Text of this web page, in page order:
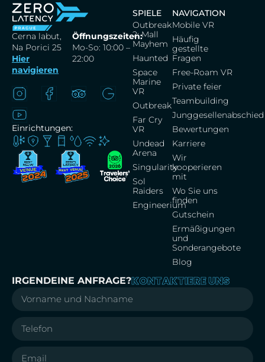
Cerna labut,
Na Porici 25
Hier
navigieren
Öffnungszeiten:
Mo-So: 10:00 –
22:00
Einrichtungen:
SPIELE
Outbreak
2: Mall
Mayhem
Haunted
Space
Marine
VR
Outbreak
Far Cry
VR
Undead
Arena
Singularity
Sol
Raiders
Engineerium
NAVIGATION
Mobile VR
Häufig
gestellte
Fragen
Free-Roam VR
Private feier
Teambuilding
Junggesellenabschied
Bewertungen
Karriere
Wir
kooperieren
mit
Wo Sie uns
finden
Gutschein
Ermäßigungen
und
Sonderangebote
Blog
IRGENDEINE ANFRAGE?KONTAKTIERE UNS